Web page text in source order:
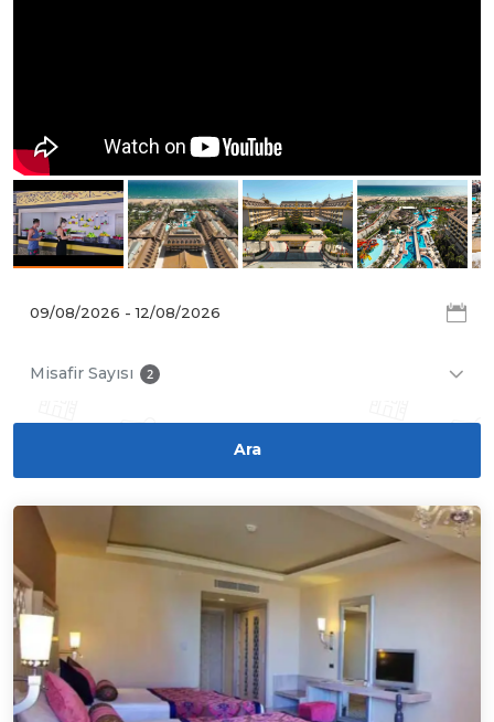
Misafir Sayısı 2